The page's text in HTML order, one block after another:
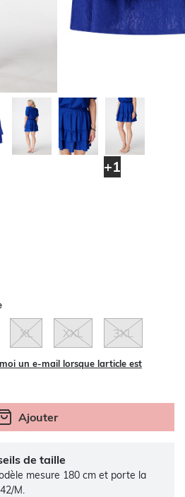
+1
XL XXL 3XL
un e-mail lorsque larticle est
Ajouter
de taille
mesure 180 cm et porte la
M.